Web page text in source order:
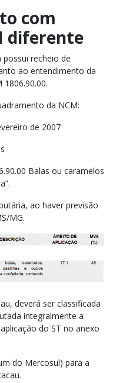
com
diferente
recheio de
ao entendimento da
1806.90.00.
da NCM:
de 2007
Balas ou caramelos
ao haver previsão
MG.
deverá ser classificada
integralmente a
do ST no anexo
do Mercosul) para a